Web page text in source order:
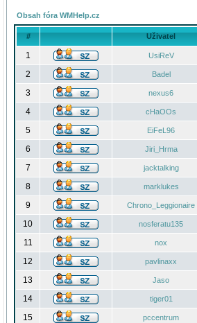
Obsah fóra WMHelp.cz
# Uživatel
1 UsiReV
2 Badel
3 nexus6
4 cHaOOs
5 EiFeL96
6
Jiri_Hrma
7 jacktalking
8 marklukes
9 Chrono_Leggionaire
10 nosferatu135
11 nox
12 pavlinaxx
13 Jaso
14 tiger01
15 pccentrum